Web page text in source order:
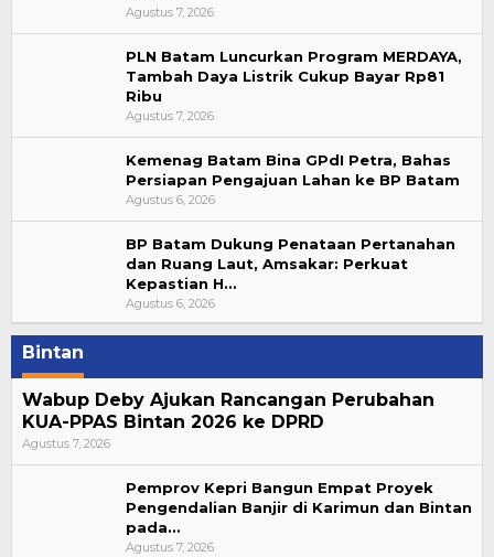
Agustus 7, 2026
PLN Batam Luncurkan Program MERDAYA,
Tambah Daya Listrik Cukup Bayar Rp81
Ribu
Agustus 7, 2026
Kemenag Batam Bina GPdI Petra, Bahas
Persiapan Pengajuan Lahan ke BP Batam
Agustus 6, 2026
BP Batam Dukung Penataan Pertanahan
dan Ruang Laut, Amsakar: Perkuat
Kepastian H…
Agustus 6, 2026
Bintan
Wabup Deby Ajukan Rancangan Perubahan
KUA-PPAS Bintan 2026 ke DPRD
Agustus 7, 2026
Pemprov Kepri Bangun Empat Proyek
Pengendalian Banjir di Karimun dan Bintan
pada…
Agustus 7, 2026